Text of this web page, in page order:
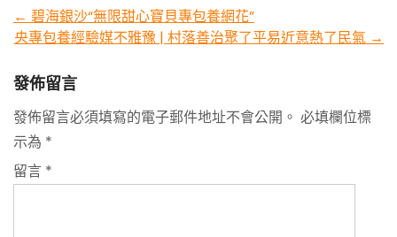
Post
navigation
← 碧海銀沙“無限甜心寶貝專包養網花”
央專包養經驗媒不雅豫 | 村落善治聚了平易近意熱了民氣 →
發佈留言
發佈留言必須填寫的電子郵件地址不會公開。 必填欄位標
示為 *
留言 *